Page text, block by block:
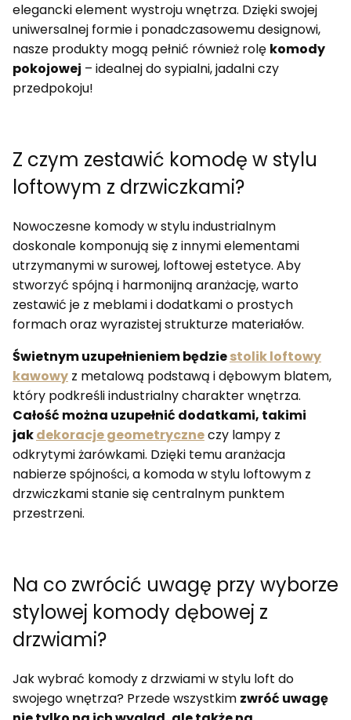
elegancki element wystroju wnętrza. Dzięki swojej
uniwersalnej formie i ponadczasowemu designowi,
nasze produkty mogą pełnić również rolę komody
pokojowej – idealnej do sypialni, jadalni czy
przedpokoju!
Z czym zestawić komodę w stylu
loftowym z drzwiczkami?
Nowoczesne komody w stylu industrialnym
doskonale komponują się z innymi elementami
utrzymanymi w surowej, loftowej estetyce. Aby
stworzyć spójną i harmonijną aranżację, warto
zestawić je z meblami i dodatkami o prostych
formach oraz wyrazistej strukturze materiałów.
Świetnym uzupełnieniem będziestolik loftowy
kawowy z metalową podstawą i dębowym blatem,
który podkreśli industrialny charakter wnętrza.
Całość można uzupełnić dodatkami, takimi
jakdekoracje geometryczneczy lampy z
odkrytymi żarówkami. Dzięki temu aranżacja
nabierze spójności, a komoda w stylu loftowym z
drzwiczkami stanie się centralnym punktem
przestrzeni.
Na co zwrócić uwagę przy wyborze
stylowej komody dębowej z
drzwiami?
Jak wybrać komody z drzwiami w stylu loft do
swojego wnętrza? Przede wszystkim zwróć uwagę